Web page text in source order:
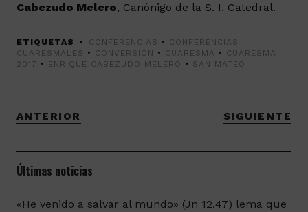
Cabezudo Melero, Canónigo de la S. I. Catedral.
ETIQUETAS CONFERENCIAS • CONFERENCIAS
CUARESMALES • CONVERSIÓN • CUARESMA • CUARESMA
2017 • ENRIQUE CABEZUDO MELERO • SAN MATEO
ANTERIOR SIGUIENTE
Últimas noticias
«He venido a salvar al mundo» (Jn 12,47) lema que